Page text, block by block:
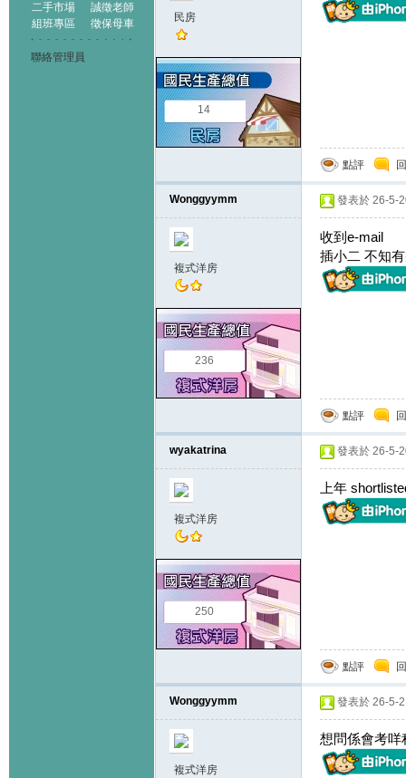
二手市場
誠徵老師
組班專區
徵保母車
聯絡管理員
民房
14
點評
Wonggyymm
複式洋房
236
發表於 26-5-
收到e-mail
插小二 不知
點評
wyakatrina
複式洋房
250
發表於 26-5-
上年
點評
Wonggyymm
複式洋房
發表於 26-5-
想問係會考咩